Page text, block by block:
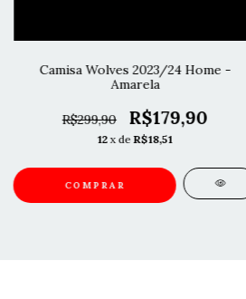
Camisa Wolves 2023/24 Home -
Amarela
R$299,90 R$179,90
12 x deR$18,51
COMPRAR